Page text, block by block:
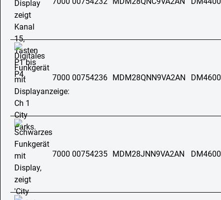
7000 00754236 MDM28QNN9VA2AN
7000 00754235 MDM28JNN9VA2AN